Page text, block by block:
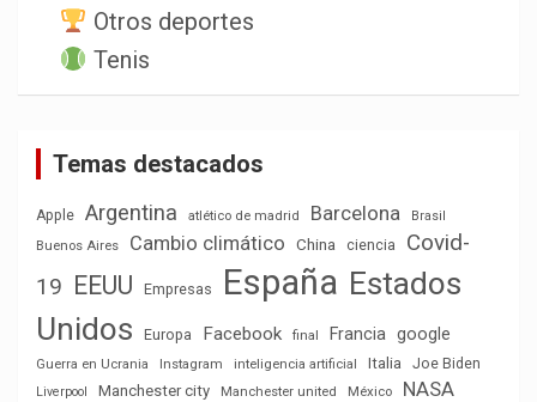
Otros deportes
Tenis
Temas destacados
Apple Argentina atlético de madrid Barcelona
Brasil
Buenos Aires
Cambio climático China ciencia
Covid-
19 EEUU Empresas España Estados
Unidos
Europa Facebook final Francia google
Guerra en Ucrania Instagram inteligencia artificial Italia Joe Biden
Liverpool Manchester city Manchester united México NASA